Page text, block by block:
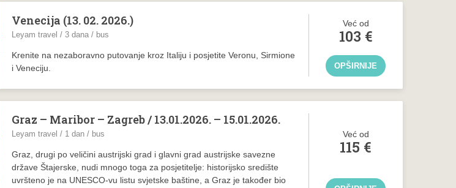
Venecija (13. 02. 2026.)
Leyam travel / 3 dana / bus
Već od
103 €
Krenite na nezaboravno putovanje kroz Italiju i posjetite Veronu, Sirmione
i Veneciju.
OPŠIRNIJE
Graz – Maribor – Zagreb / 13.01.2026. – 15.01.2026.
Leyam travel / 1 dan / bus Već od
115 €
Graz, drugi po veličini austrijski grad i glavni grad austrijske savezne
države Štajerske, nudi mnogo toga za posjetitelje: historijsko središte
uvršteno je na UNESCO-vu listu svjetske baštine, a Graz je također bio